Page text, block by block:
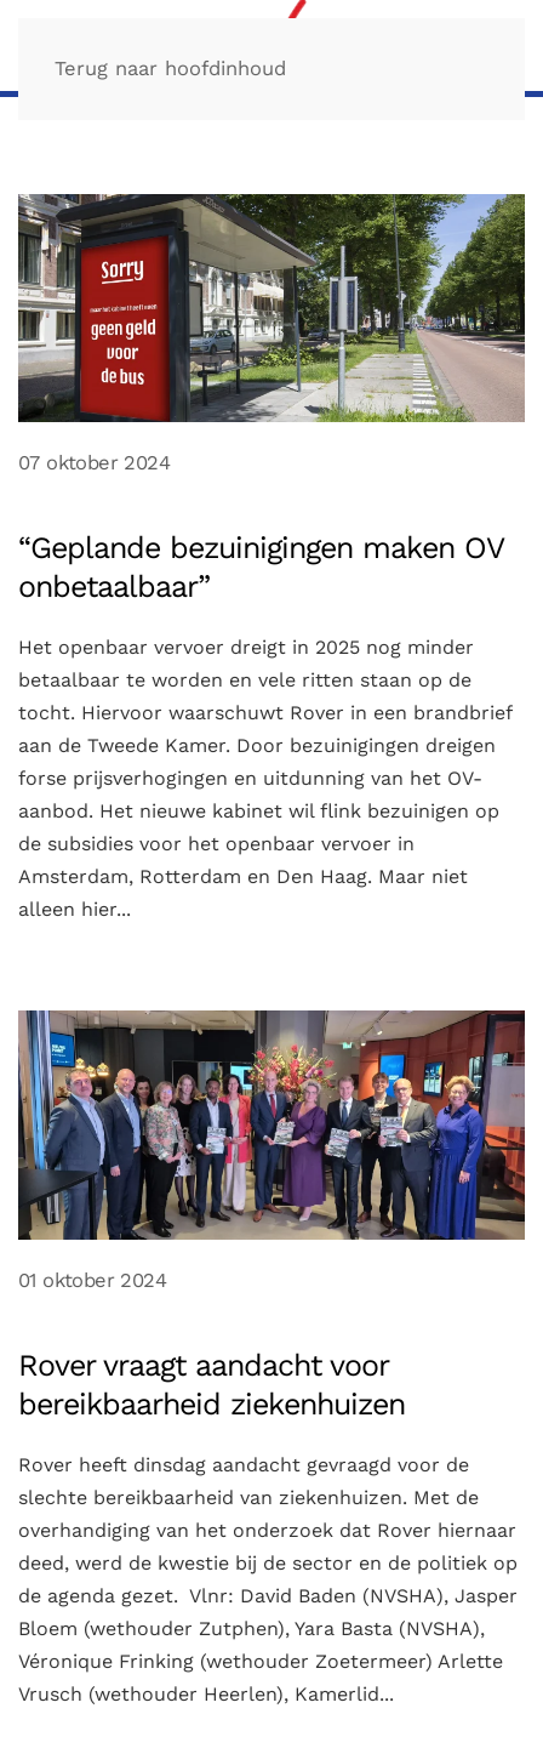
Terug naar hoofdinhoud
07 oktober 2024
“Geplande bezuinigingen maken OV
onbetaalbaar”
Het openbaar vervoer dreigt in 2025 nog minder
betaalbaar te worden en vele ritten staan op de
tocht. Hiervoor waarschuwt Rover in een brandbrief
aan de Tweede Kamer. Door bezuinigingen dreigen
forse prijsverhogingen en uitdunning van het OV-
aanbod. Het nieuwe kabinet wil flink bezuinigen op
de subsidies voor het openbaar vervoer in
Amsterdam, Rotterdam en Den Haag. Maar niet
alleen hier...
01 oktober 2024
Rover vraagt aandacht voor
bereikbaarheid ziekenhuizen
Rover heeft dinsdag aandacht gevraagd voor de
slechte bereikbaarheid van ziekenhuizen. Met de
overhandiging van het onderzoek dat Rover hiernaar
deed, werd de kwestie bij de sector en de politiek op
de agenda gezet. Vlnr: David Baden (NVSHA), Jasper
Bloem (wethouder Zutphen), Yara Basta (NVSHA),
Véronique Frinking (wethouder Zoetermeer) Arlette
Vrusch (wethouder Heerlen), Kamerlid...